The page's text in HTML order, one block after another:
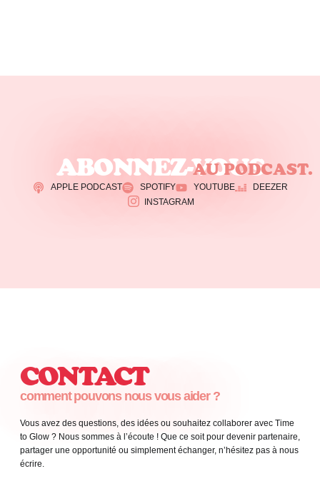
ABONNEZ-VOUS
AU PODCAST.
APPLE PODCAST SPOTIFY YOUTUBE
DEEZER
INSTAGRAM
CONTACT
comment pouvons nous vous aider ?
Vous avez des questions, des idées ou souhaitez collaborer avec Time
to Glow ? Nous sommes à l’écoute ! Que ce soit pour devenir partenaire,
partager une opportunité ou simplement échanger, n’hésitez pas à nous
écrire.